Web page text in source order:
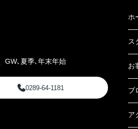
GW､夏季､年末年始
0289-64-1181
ホ
ス
お
ブ
ア